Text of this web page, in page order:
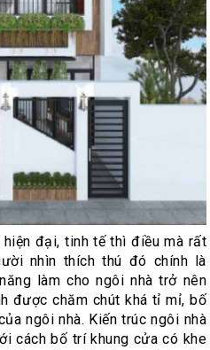
đại, tinh tế thì điều mà rất
nhìn thích thú đó chính là
làm cho ngôi nhà trở nên
được chăm chút khá tỉ mỉ, bố
ngôi nhà. Kiến trúc ngôi nhà
cách bố trí khung cửa có khe